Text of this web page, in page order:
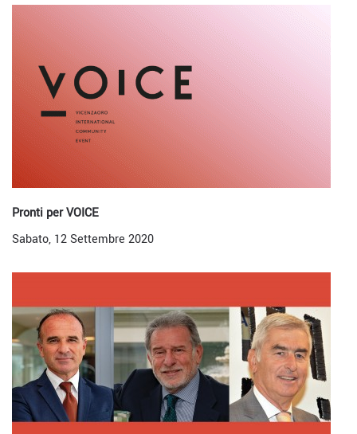
Pronti per VOICE
Sabato, 12 Settembre 2020